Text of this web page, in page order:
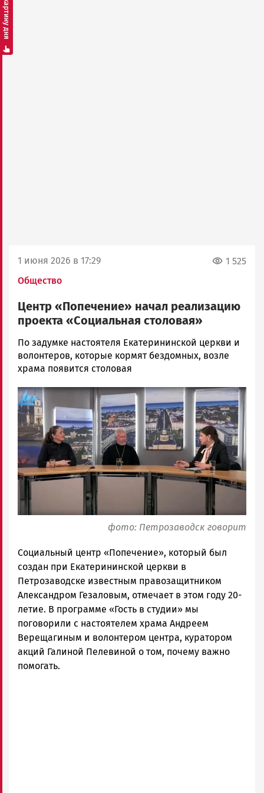
1 июня 2026 в 17:29
Общество
1 525
Центр «Попечение» начал реализацию
проекта «Социальная столовая»
Елена
Малишевская
Новости
и
Карелии
|
Петрозаводск
ГОВОРИТ
По задумке настоятеля Екатерининской церкви и
волонтеров, которые кормят бездомных, возле
храма появится столовая
Image
фото: Петрозаводск говорит
Социальный центр «Попечение», который был
создан при Екатерининской церкви в
Петрозаводске известным правозащитником
Александром Гезаловым, отмечает в этом году 20-
летие. В программе «Гость в студии» мы
поговорили с настоятелем храма Андреем
Верещагиным и волонтером центра, куратором
акций Галиной Пелевиной о том, почему важно
помогать.